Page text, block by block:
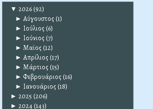
▼ 2026(92)
► Αύγουστος (1)
► Ιούλιος (6)
► Ιούνιος (7)
► Μαϊος (12)
► Απρίλιος (17)
► Μάρτιος (15)
► Φεβρουάριος (16)
► Ιανουάριος (18)
► 2025 (206)
► 2024(143)